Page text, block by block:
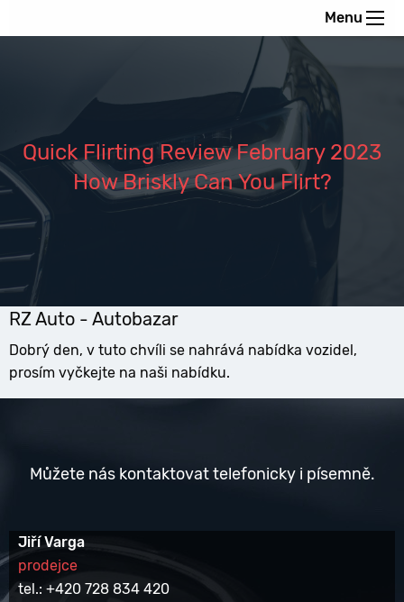
Menu
Quick Flirting Review February 2023
How Briskly Can You Flirt?
RZ Auto - Autobazar
Dobrý den, v tuto chvíli se nahrává nabídka vozidel,
prosím vyčkejte na naši nabídku.
Můžete nás kontaktovat telefonicky i písemně.
Jiří Varga
prodejce
tel.: +420 728 834 420